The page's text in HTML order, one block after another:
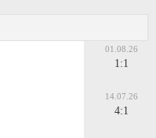
01.08.26
1:1
14.07.26
4:1